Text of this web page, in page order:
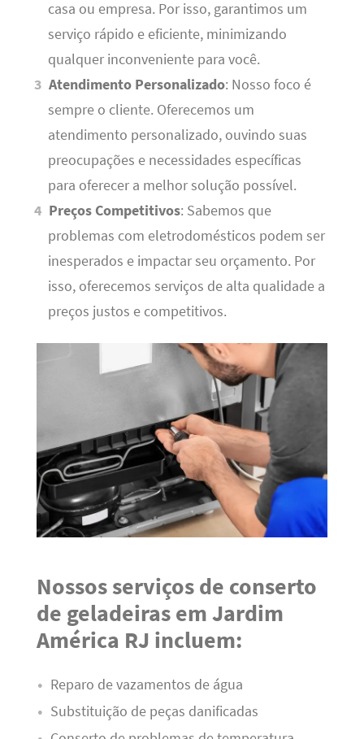
casa ou empresa. Por isso, garantimos um
serviço rápido e eficiente, minimizando
qualquer inconveniente para você.
Atendimento Personalizado: Nosso foco é
sempre o cliente. Oferecemos um
atendimento personalizado, ouvindo suas
preocupações e necessidades específicas
para oferecer a melhor solução possível.
Preços Competitivos: Sabemos que
problemas com eletrodomésticos podem ser
inesperados e impactar seu orçamento. Por
isso, oferecemos serviços de alta qualidade a
preços justos e competitivos.
Nossos serviços de conserto
de geladeiras em Jardim
América RJ incluem:
Reparo de vazamentos de água
Substituição de peças danificadas